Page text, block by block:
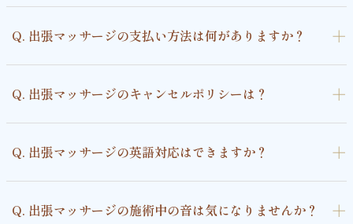
Q. 出張マッサージの支払い方法は何がありますか？ ＋
Q. 出張マッサージのキャンセルポリシーは？ ＋
Q. 出張マッサージの英語対応はできますか？ ＋
Q. 出張マッサージの施術中の音は気になりませんか？ ＋